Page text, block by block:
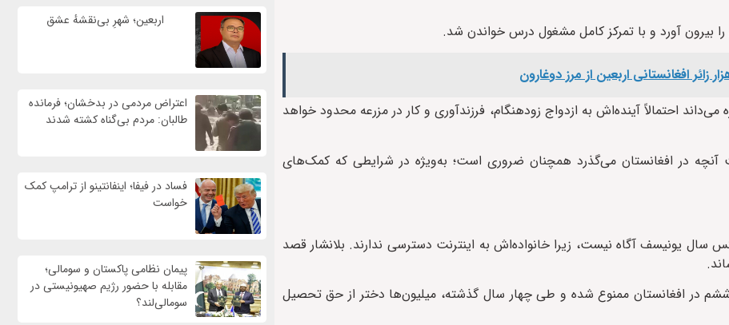
بیرون آورد و با تمرکز کامل مشغول درس خواندن شد.
احتمالاً آینده‌اش به ازدواج زودهنگام، فرزندآوری و کار در مزرعه محدود خواهد
آنچه در افغانستان می‌گذرد همچنان ضروری است؛ به‌ویژه در شرایطی که کمک‌های
یونیسف آگاه نیست، زیرا خانواده‌اش به اینترنت دسترسی ندارند. بلانشار قصد
ششم در افغانستان ممنوع شده و طی چهار سال گذشته، میلیون‌ها دختر از حق تحصیل
اربعین؛ شهرِ بی‌نقشهٔ عشق
اعتراض مردمی در بدخشان؛ فرمانده
طالبان: مردم بی‌گناه کشته شدند
فساد در فیفا؛ اینفانتینو از ترامپ کمک
خواست
پیمان نظامی پاکستان و سومالی؛
مقابله با حضور رژيم صهیونیستی در
سومالی‌لند؟